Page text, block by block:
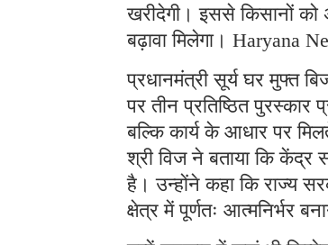
खरीदेगी। इससे किसानों को
बढ़ावा मिलेगा। Haryana
प्रधानमंत्री सूर्य घर मुफ्त
पर तीन प्रतिष्ठित पुरस्कार
बल्कि कार्य के आधार पर
श्री विज ने बताया कि केंद्र
है। उन्होंने कहा कि राज्य
क्षेत्र में पूर्णतः आत्मनिर्भर